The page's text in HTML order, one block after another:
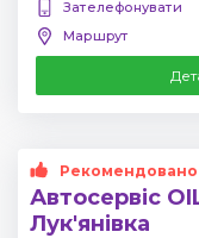
Зателефонувати
Маршрут
Рекомендовано
Автосервіс
Лук'янівка